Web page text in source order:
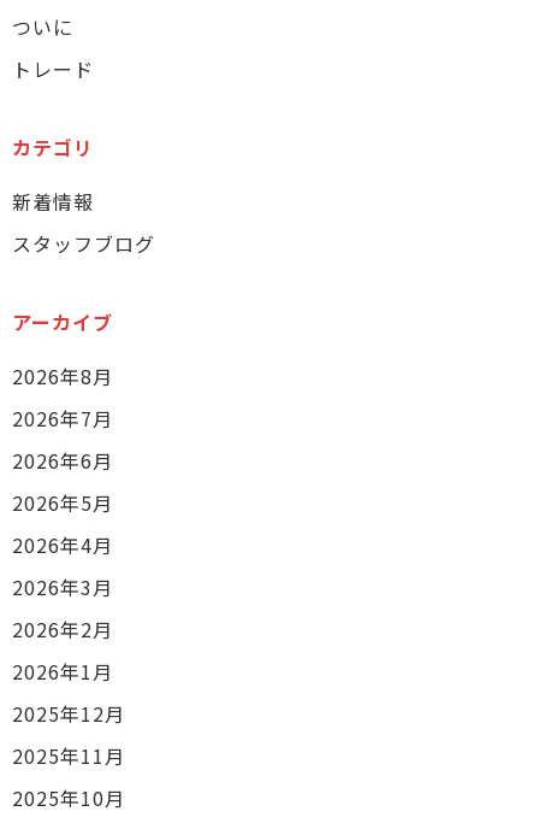
ついに
トレード
カテゴリ
新着情報
スタッフブログ
アーカイブ
2026年8月
2026年7月
2026年6月
2026年5月
2026年4月
2026年3月
2026年2月
2026年1月
2025年12月
2025年11月
2025年10月